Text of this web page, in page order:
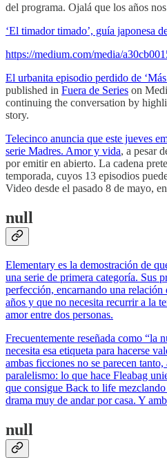
del programa. Ojalá que los años
‘El timador timado’, guía japonesa
https://medium.com/media/
El urbanita episodio perdido de
published in Fuera de Series on
continuing the conversation by
story.
Telecinco anuncia que este jueves
serie Madres. Amor y vida, a pesar
por emitir en abierto. La cadena
temporada, cuyos 13 episodios
Video desde el pasado 8 de mayo,
null
Elementary es la demostración de
una serie de primera categoría. Sus
perfección, encarnando una
años y que no necesita recurrir a la
amor entre dos personas.
Frecuentemente reseñada como “la
necesita esa etiqueta para hacerse
ambas ficciones no se parecen
paralelismo: lo que hace Fleabag
que consigue Back to life
drama muy de andar por casa. Y
null